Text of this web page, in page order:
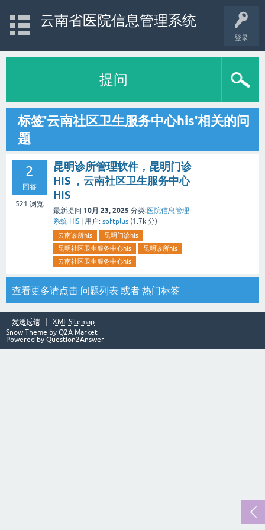
登录
云南省医院信息管理系统
提问
标签'云南社区卫生服务中心his'相关的问
题
2
回答
521 浏览
昆明诊所管理软件，昆明门诊
HIS ，云南社区卫生服务中心
HIS
最新提问 10月 23, 2025 分类:医院信息管理
系统 HIS
用户: softplus (1.7k 分)
云南诊所his
昆明门诊his
昆明社区卫生服务中心his
昆明诊所his
云南社区卫生服务中心his
查看更多请点击 问题列表 或者 热门标签
发送反馈
XML Sitemap
Snow Theme by Q2A Market
Powered by Question2Answer